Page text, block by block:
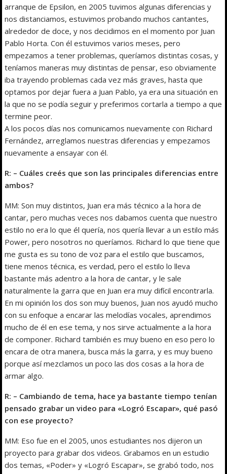
arranque de Epsilon, en 2005 tuvimos algunas diferencias y
nos distanciamos, estuvimos probando muchos cantantes,
alrededor de doce, y nos decidimos en el momento por Juan
Pablo Horta. Con él estuvimos varios meses, pero
empezamos a tener problemas, queríamos distintas cosas, y
teníamos maneras muy distintas de pensar, eso obviamente
iba trayendo problemas cada vez más graves, hasta que
optamos por dejar fuera a Juan Pablo, ya era una situación en
la que no se podía seguir y preferimos cortarla a tiempo a que
termine peor.
A los pocos días nos comunicamos nuevamente con Richard
Fernández, arreglamos nuestras diferencias y empezamos
nuevamente a ensayar con él.
R: – Cuáles creés que son las principales diferencias entre
ambos?
MM: Son muy distintos, Juan era más técnico a la hora de
cantar, pero muchas veces nos dabamos cuenta que nuestro
estilo no era lo que él quería, nos quería llevar a un estilo más
Power, pero nosotros no queríamos. Richard lo que tiene que
me gusta es su tono de voz para el estilo que buscamos,
tiene menos técnica, es verdad, pero el estilo lo lleva
bastante más adentro a la hora de cantar, y le sale
naturalmente la garra que en Juan era muy difícil encontrarla.
En mi opinión los dos son muy buenos, Juan nos ayudó mucho
con su enfoque a encarar las melodías vocales, aprendimos
mucho de él en ese tema, y nos sirve actualmente a la hora
de componer. Richard también es muy bueno en eso pero lo
encara de otra manera, busca más la garra, y es muy bueno
porque así mezclamos un poco las dos cosas a la hora de
armar algo.
R: – Cambiando de tema, hace ya bastante tiempo tenían
pensado grabar un video para «Logró Escapar», qué pasó
con ese proyecto?
MM: Eso fue en el 2005, unos estudiantes nos dijeron un
proyecto para grabar dos videos. Grabamos en un estudio
dos temas, «Poder» y «Logró Escapar», se grabó todo, nos